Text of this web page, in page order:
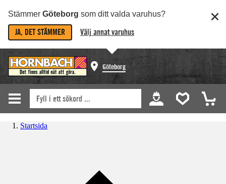
Stämmer Göteborg som ditt valda varuhus?
JA, DET STÄMMER Välj annat varuhus
Göteborg
Startsida